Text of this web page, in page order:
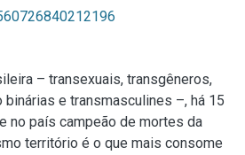
– transexuais, transgêneros,
e transmasculines –, há 15
no país campeão de mortes da
território é o que mais consome